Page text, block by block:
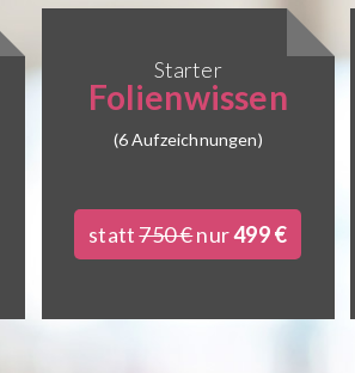
Starter
Folienwissen
(6 Aufzeichnungen)
statt750 €nur499 €